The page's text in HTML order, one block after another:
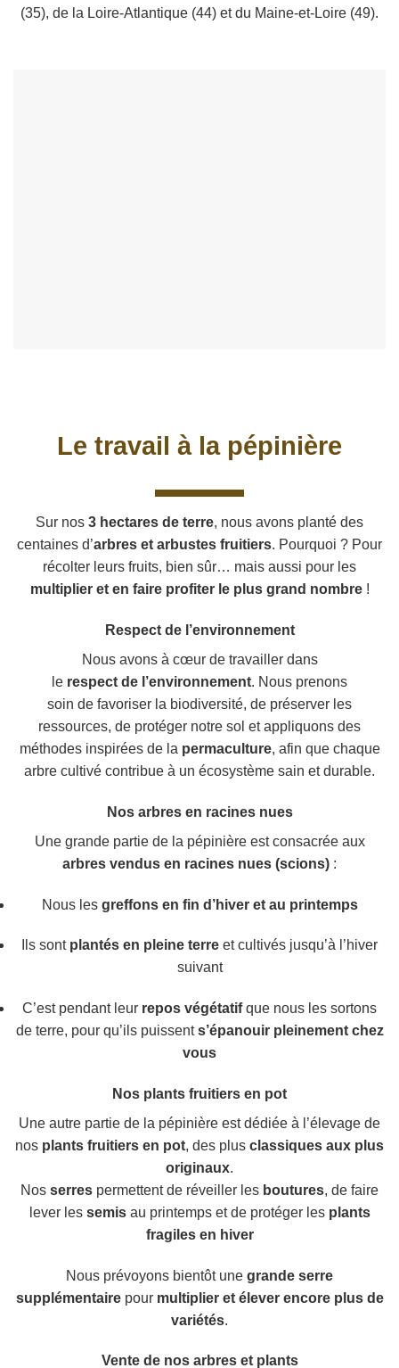
(35), de la Loire-Atlantique (44) et du Maine-et-Loire (49).
Le travail à la pépinière
Sur nos 3 hectares de terre, nous avons planté des
centaines d’arbres et arbustes fruitiers. Pourquoi ? Pour
récolter leurs fruits, bien sûr… mais aussi pour les
multiplier et en faire profiter le plus grand nombre!
Respect de l’environnement
Nous avons à cœur detravailler dans
le respect de l’environnement. Nous prenons
soin de favoriser la biodiversité, de préserver les
ressources, de protéger notre sol et appliquons des
méthodes inspirées dela permaculture, afin que chaque
arbre cultivé contribue à un écosystème sain et durable.
Nos arbres en racines nues
Une grande partie de la pépinière est consacrée aux
arbres vendus en racines nues (scions) :
Nous les greffons en fin d’hiver et au printemps
Ils sont plantés en pleine terre et cultivés jusqu’à l’hiver
suivant
C’est pendant leur repos végétatifque nous les sortons
de terre, pour qu’ils puissents’épanouir pleinement chez
vous
Nos plants fruitiers en pot
Une autre partie de la pépinière est dédiée à l’élevage de
nos plants fruitiers en pot, des plus classiques aux plus
originaux.
Nos serres permettent de réveiller les boutures, de faire
lever les semisau printemps et de protéger les plants
fragiles en hiver
Nous prévoyons bientôt une grande serre
supplémentairepour multiplier et élever encore plus de
variétés.
Vente de nos arbres et plants